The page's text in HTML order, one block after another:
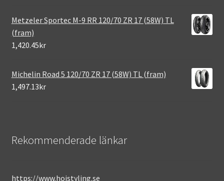
Metzeler Sportec M-9 RR 120/70 ZR 17 (58W) TL
(fram)
1,420.45kr
Michelin Road 5 120/70 ZR 17 (58W) TL (fram)
1,497.13kr
Rekommenderade länkar
https://www.hojstyling.se